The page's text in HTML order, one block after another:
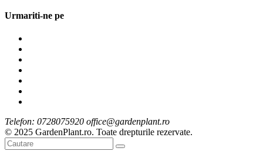
Urmariti-ne pe
Telefon: 0728075920 office@gardenplant.ro
© 2025 GardenPlant.ro. Toate drepturile rezervate.